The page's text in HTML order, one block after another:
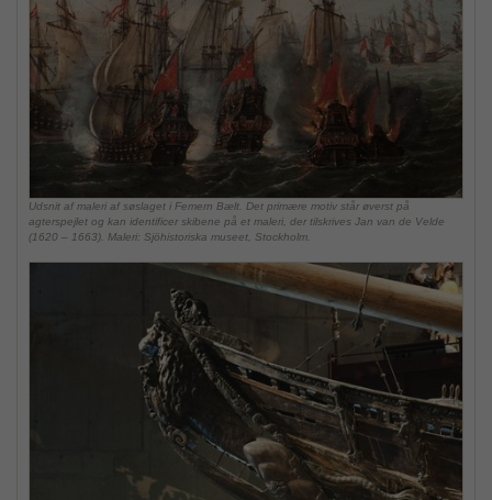
Udsnit af maleri af søslaget i Femern Bælt. Det primære motiv står øverst på
agterspejlet og kan identificer skibene på et maleri, der tilskrives Jan van de Velde
(1620 – 1663). Maleri: Sjöhistoriska museet, Stockholm.